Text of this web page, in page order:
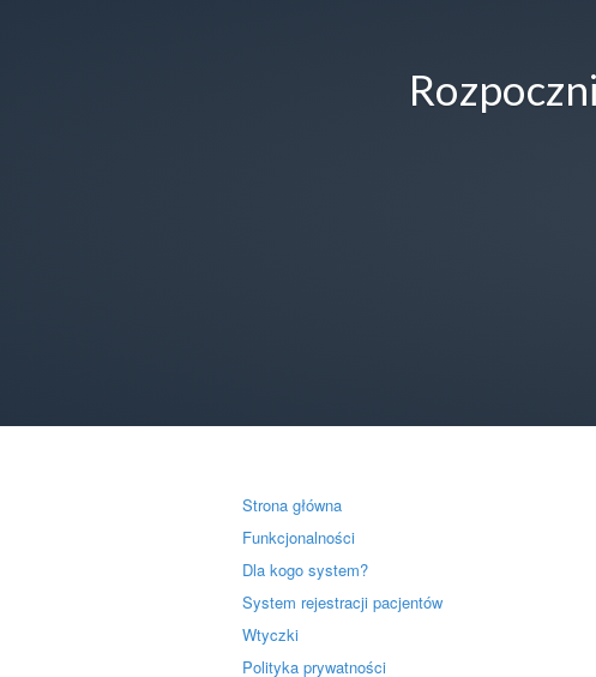
Strona główna
Funkcjonalności
Dla kogo system?
System rejestracji pacjentów
Wtyczki
Polityka prywatności